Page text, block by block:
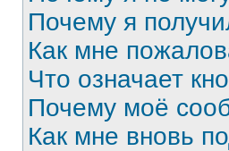
Почему я
Как мне
Что означает
Почему моё
Как мне вновь